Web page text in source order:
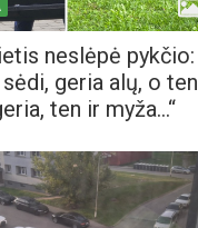
neslėpė pykčio:
sėdi, geria alų, o ten
ten ir myža...“